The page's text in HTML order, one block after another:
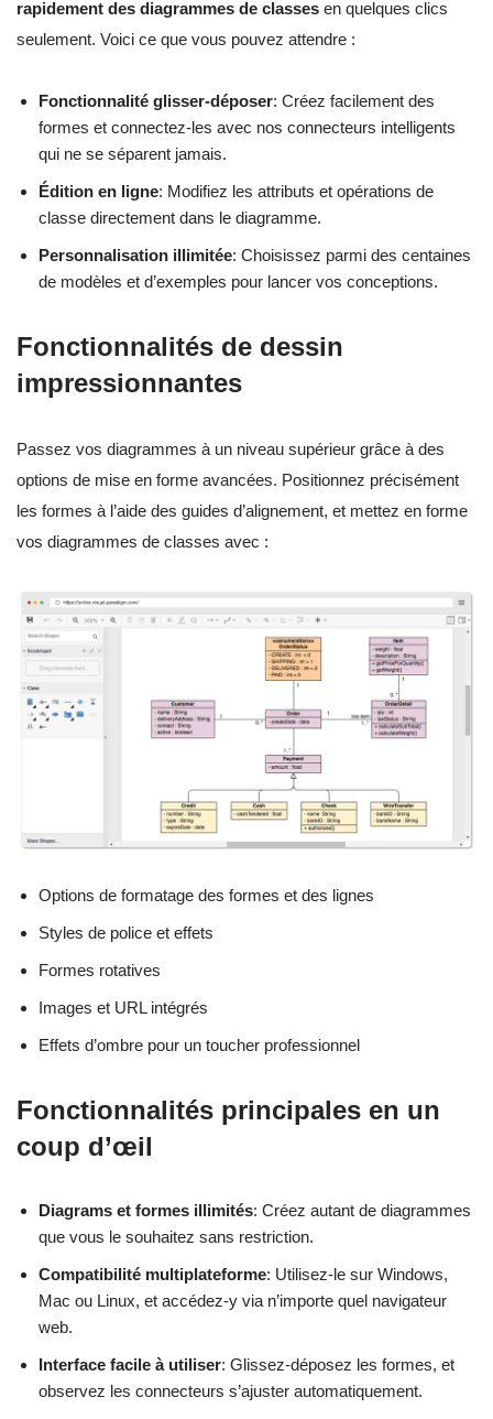
rapidement des diagrammes de classes en quelques clics
seulement. Voici ce que vous pouvez attendre :
Fonctionnalité glisser-déposer: Créez facilement des
formes et connectez-les avec nos connecteurs intelligents
qui ne se séparent jamais.
Édition en ligne: Modifiez les attributs et opérations de
classe directement dans le diagramme.
Personnalisation illimitée: Choisissez parmi des centaines
de modèles et d’exemples pour lancer vos conceptions.
Fonctionnalités de dessin
impressionnantes
Passez vos diagrammes à un niveau supérieur grâce à des
options de mise en forme avancées. Positionnez précisément
les formes à l’aide des guides d’alignement, et mettez en forme
vos diagrammes de classes avec :
Options de formatage des formes et des lignes
Styles de police et effets
Formes rotatives
Images et URL intégrés
Effets d’ombre pour un toucher professionnel
Fonctionnalités principales en un
coup d’œil
Diagrams et formes illimités: Créez autant de diagrammes
que vous le souhaitez sans restriction.
Compatibilité multiplateforme: Utilisez-le sur Windows,
Mac ou Linux, et accédez-y via n’importe quel navigateur
web.
Interface facile à utiliser: Glissez-déposez les formes, et
observez les connecteurs s’ajuster automatiquement.